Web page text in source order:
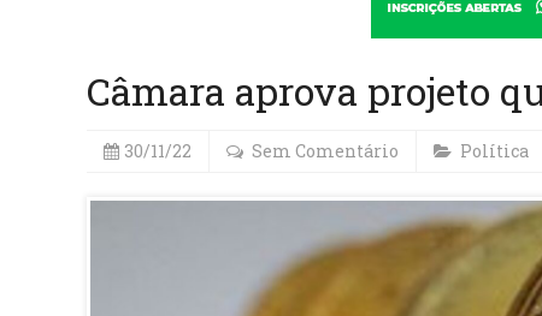
Câmara aprova projeto
30/11/22 Sem Comentário Política